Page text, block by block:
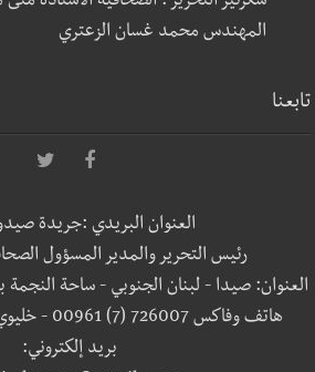
المهندس محمد غسان الزعتري
تابعنا
العنوان البريدي :جريدة
رئيس التحرير والمدير المسؤول
العنوان: صيدا - لبنان الجنوبي - ساحة النجمة
هاتف وفاكس 726007 (7) 00961 - خليوي 226013 (3) 00961
بريد إلكتروني: